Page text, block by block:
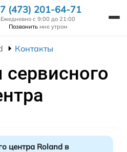
(473) 201-64-71
Ежедневно с 9:00 до 21:00
Позвонить мне утром
Контакты
центра Roland в